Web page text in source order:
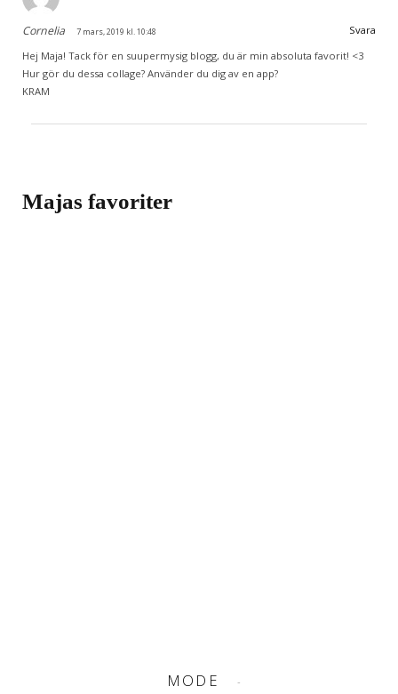
Svara
Cornelia 7 mars, 2019 kl. 10:48
Hej Maja! Tack för en suupermysig blogg, du är min absoluta favorit! <3
Hur gör du dessa collage? Använder du dig av en app?
KRAM
Majas favoriter
MODE